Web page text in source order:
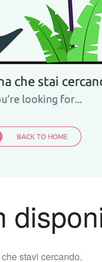
stavi cercando.